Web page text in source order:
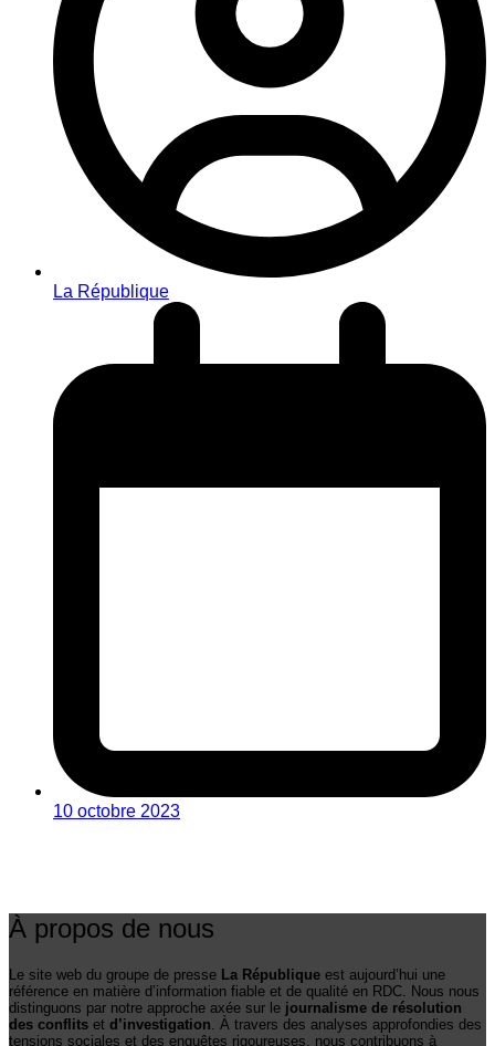
La République
10 octobre 2023
À propos de nous
Le site web du groupe de presse La République est aujourd’hui une
référence en matière d’information fiable et de qualité en RDC. Nous nous
distinguons par notre approche axée sur le journalisme de résolution
des conflits et d’investigation . À travers des analyses approfondies des
tensions sociales et des enquêtes rigoureuses, nous contribuons à